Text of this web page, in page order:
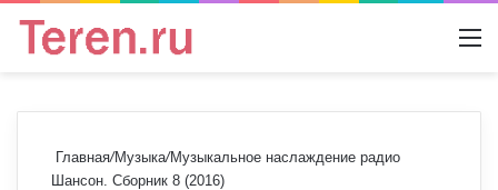
Главная/Музыка/Музыкальное наслаждение радио
Шансон. Сборник 8 (2016)